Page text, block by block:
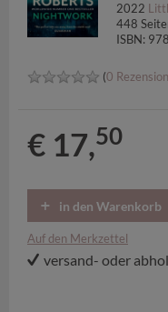
2022
448
ISBN:
(0
€ 17,50
in den Warenkorb
Auf den Merkzettel
versand- oder